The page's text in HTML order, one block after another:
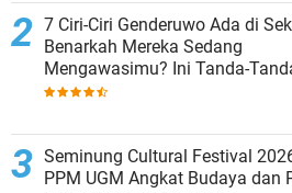
7 Ciri-Ciri Genderuwo Ada di
Benarkah Mereka Sedang
Mengawasimu? Ini Tanda-
Sering Diabaikan
Seminung Cultural Festival
PPM UGM Angkat Budaya dan